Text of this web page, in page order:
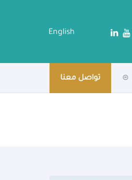
English
تواصل معنا